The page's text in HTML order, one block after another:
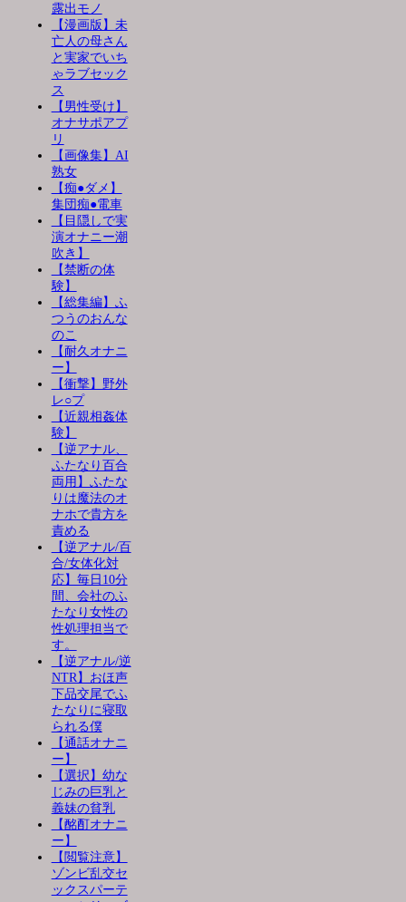
露出モノ
【漫画版】未
亡人の母さん
と実家でいち
ゃラブセック
ス
【男性受け】
オナサポアプ
リ
【画像集】AI
熟女
【痴●ダメ】
集団痴●電車
【目隠しで実
演オナニー潮
吹き】
【禁断の体
験】
【総集編】ふ
つうのおんな
のこ
【耐久オナニ
ー】
【衝撃】野外
レ○プ
【近親相姦体
験】
【逆アナル、
ふたなり百合
両用】ふたな
りは魔法のオ
ナホで貴方を
責める
【逆アナル/百
合/女体化対
応】毎日10分
間、会社のふ
たなり女性の
性処理担当で
す。
【逆アナル/逆
NTR】おほ声
下品交尾でふ
たなりに寝取
られる僕
【通話オナニ
ー】
【選択】幼な
じみの巨乳と
義妹の貧乳
【酩酊オナニ
ー】
【閲覧注意】
ゾンビ乱交セ
ックスパーテ